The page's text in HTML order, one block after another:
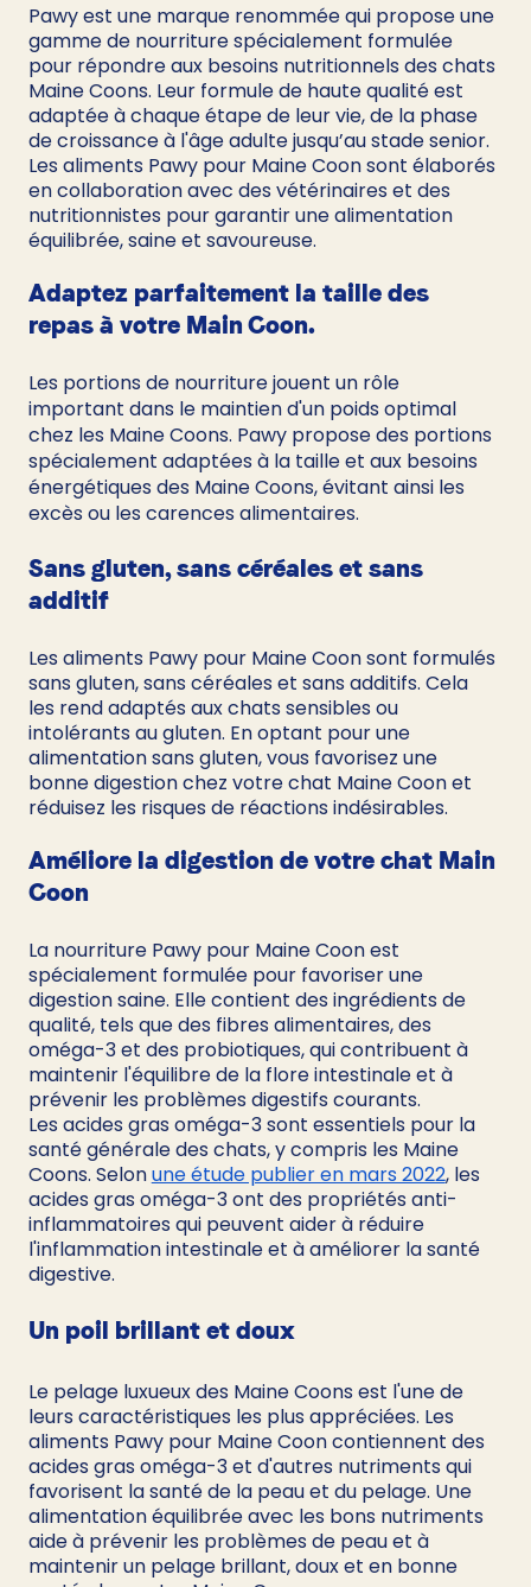
Pawy est une marque renommée qui propose une
gamme de nourriture spécialement formulée
pour répondre aux besoins nutritionnels des chats
Maine Coons. Leur formule de haute qualité est
adaptée à chaque étape de leur vie, de la phase
de croissance à l'âge adulte jusqu’au stade senior.
Les aliments Pawy pour Maine Coon sont élaborés
en collaboration avec des vétérinaires et des
nutritionnistes pour garantir une alimentation
équilibrée, saine et savoureuse.
Adaptez parfaitement la taille des
repas à votre Main Coon.
Les portions de nourriture jouent un rôle
important dans le maintien d'un poids optimal
chez les Maine Coons. Pawy propose des portions
spécialement adaptées à la taille et aux besoins
énergétiques des Maine Coons, évitant ainsi les
excès ou les carences alimentaires.
Sans gluten, sans céréales et sans
additif
Les aliments Pawy pour Maine Coon sont formulés
sans gluten, sans céréales et sans additifs. Cela
les rend adaptés aux chats sensibles ou
intolérants au gluten. En optant pour une
alimentation sans gluten, vous favorisez une
bonne digestion chez votre chat Maine Coon et
réduisez les risques de réactions indésirables.
Améliore la digestion de votre chat Main
Coon
La nourriture Pawy pour Maine Coon est
spécialement formulée pour favoriser une
digestion saine. Elle contient des ingrédients de
qualité, tels que des fibres alimentaires, des
oméga-3 et des probiotiques, qui contribuent à
maintenir l'équilibre de la flore intestinale et à
prévenir les problèmes digestifs courants.
Les acides gras oméga-3 sont essentiels pour la
santé générale des chats, y compris les Maine
Coons. Selon une étude publier en mars 2022, les
acides gras oméga-3 ont des propriétés anti-
inflammatoires qui peuvent aider à réduire
l'inflammation intestinale et à améliorer la santé
digestive.
Un poil brillant et doux
Le pelage luxueux des Maine Coons est l'une de
leurs caractéristiques les plus appréciées. Les
aliments Pawy pour Maine Coon contiennent des
acides gras oméga-3 et d'autres nutriments qui
favorisent la santé de la peau et du pelage. Une
alimentation équilibrée avec les bons nutriments
aide à prévenir les problèmes de peau et à
maintenir un pelage brillant, doux et en bonne